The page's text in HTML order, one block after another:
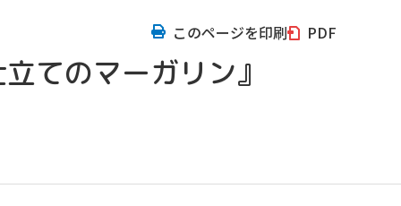
このページを印刷 PDF
てのマーガリン』